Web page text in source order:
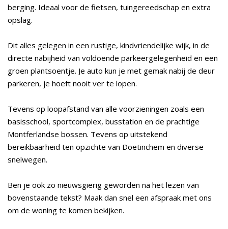
berging. Ideaal voor de fietsen, tuingereedschap en extra
opslag.
Dit alles gelegen in een rustige, kindvriendelijke wijk, in de
directe nabijheid van voldoende parkeergelegenheid en een
groen plantsoentje. Je auto kun je met gemak nabij de deur
parkeren, je hoeft nooit ver te lopen.
Tevens op loopafstand van alle voorzieningen zoals een
basisschool, sportcomplex, busstation en de prachtige
Montferlandse bossen. Tevens op uitstekend
bereikbaarheid ten opzichte van Doetinchem en diverse
snelwegen.
Ben je ook zo nieuwsgierig geworden na het lezen van
bovenstaande tekst? Maak dan snel een afspraak met ons
om de woning te komen bekijken.